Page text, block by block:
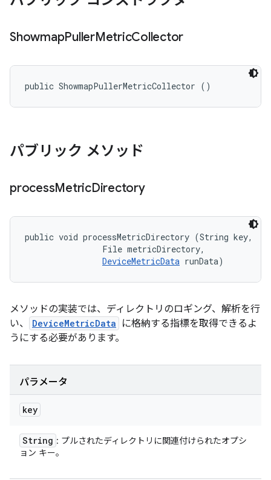
ShowmapPullerMetricCollector
public ShowmapPullerMetricCollector ()
パブリック メソッド
processMetricDirectory
public void processMetricDirectory (String key,
                File metricDirectory,
DeviceMetricData runData)
メソッドの実装では、ディレクトリのロギング、解析を行
い、
DeviceMetricData
に格納する指標を取得できるよ
うにする必要があります。
パラメータ
key
String : プルされたディレクトリに関連付けられたオプシ
ョン キー。